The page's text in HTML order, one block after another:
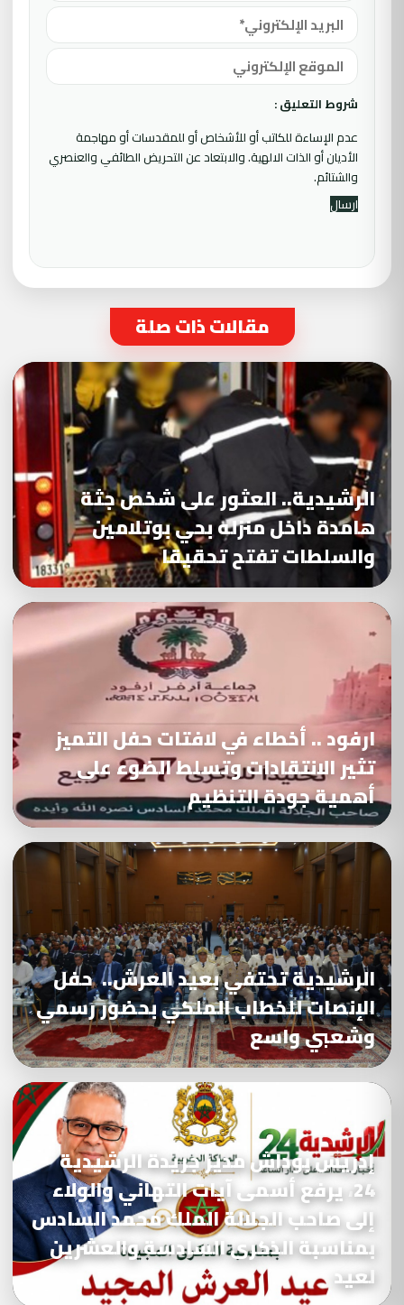
شروط التعليق :
عدم الإساءة للكاتب أو للأشخاص أو للمقدسات أو مهاجمة
الأديان أو الذات الالهية. والابتعاد عن التحريض الطائفي والعنصري
والشتائم.
مقالات ذات صلة
الرشيدية.. العثور على شخص جثة
هامدة داخل منزله بحي بوتلامين
والسلطات تفتح تحقيقا
ارفود .. أخطاء في لافتات حفل التميز
تثير الانتقادات وتسلط الضوء على
أهمية جودة التنظيم
الرشيدية تحتفي بعيد العرش.. حفل
الإنصات للخطاب الملكي بحضور رسمي
وشعبي واسع
إدريس بوداش مدير جريدة الرشيدية
24، يرفع أسمى آيات التهاني والولاء
إلى صاحب الجلالة الملك محمد السادس
بمناسبة الذكرى السادسة والعشرين
لعيد